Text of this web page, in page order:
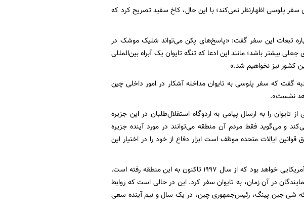
سفر پلوسی اظهارنظر نمی‌کند؛ با این حال، کاخ سفید تصریح کرد که
تبعات این سفر گفت: «پاسخ‌های پکن می‌تواند شلیک موشک در
بیشتر باشد؛ مانند این ادعا که تنگه تایوان یک آبراه بین‌المللی
کشور نیز نخواهیم شد.»
گفت که سفر پلوسی به تایوان مداخله آشکار در امور داخلی چین
نشست».
تایوان را به ارسال پیامی به اردوگاه استقلال‌طلبان در این جزیره
و می‌گوید فقط مردم آن منطقه می‌توانند در مورد آینده جزیره
ایالات متحده موظف است ابزار دفاع از خود را در اختیار این
اگر رئیس مجلس نمایندگان آمریکا به تایوان برود، عالی‌رتبه‌ترین مقام آمریکایی خواهد بود که از سال ۱۹۹۷ تاکنون به این منطقه رفته است.
در آن زمان، به تایوان سفر کرد. این در حالی است که روابط
که شی جین پینگ، رئیس‌جمهوری چین، در یک سال و نیم آینده سعی